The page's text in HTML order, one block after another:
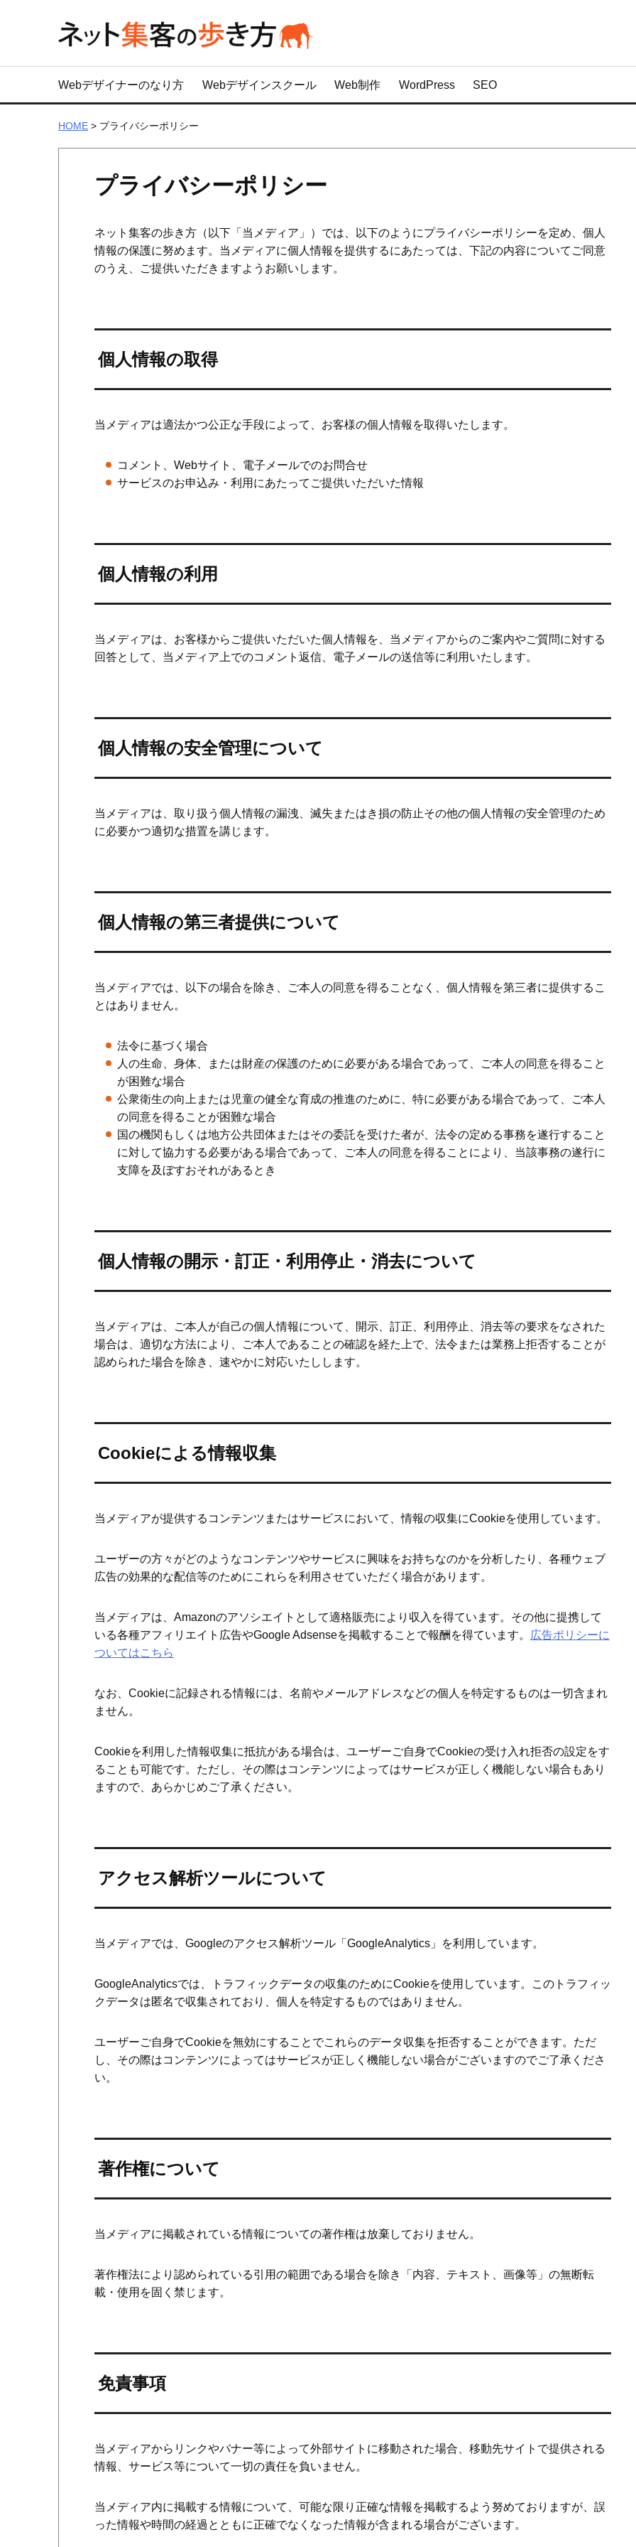
Webデザイナーのなり方 Webデザインスクール Web制作 WordPress SEO
HOME > プライバシーポリシー
プライバシーポリシー
ネット集客の歩き方（以下「当メディア」）では、以下のようにプライバシーポリシーを定め、個人
情報の保護に努めます。当メディアに個人情報を提供するにあたっては、下記の内容についてご同意
のうえ、ご提供いただきますようお願いします。
個人情報の取得
当メディアは適法かつ公正な手段によって、お客様の個人情報を取得いたします。
コメント、Webサイト、電子メールでのお問合せ
サービスのお申込み・利用にあたってご提供いただいた情報
個人情報の利用
当メディアは、お客様からご提供いただいた個人情報を、当メディアからのご案内やご質問に対する
回答として、当メディア上でのコメント返信、電子メールの送信等に利用いたします。
個人情報の安全管理について
当メディアは、取り扱う個人情報の漏洩、滅失またはき損の防止その他の個人情報の安全管理のため
に必要かつ適切な措置を講じます。
個人情報の第三者提供について
当メディアでは、以下の場合を除き、ご本人の同意を得ることなく、個人情報を第三者に提供するこ
とはありません。
法令に基づく場合
人の生命、身体、または財産の保護のために必要がある場合であって、ご本人の同意を得ること
が困難な場合
公衆衛生の向上または児童の健全な育成の推進のために、特に必要がある場合であって、ご本人
の同意を得ることが困難な場合
国の機関もしくは地方公共団体またはその委託を受けた者が、法令の定める事務を遂行すること
に対して協力する必要がある場合であって、ご本人の同意を得ることにより、当該事務の遂行に
支障を及ぼすおそれがあるとき
個人情報の開示・訂正・利用停止・消去について
当メディアは、ご本人が自己の個人情報について、開示、訂正、利用停止、消去等の要求をなされた
場合は、適切な方法により、ご本人であることの確認を経た上で、法令または業務上拒否することが
認められた場合を除き、速やかに対応いたしします。
Cookieによる情報収集
当メディアが提供するコンテンツまたはサービスにおいて、情報の収集にCookieを使用しています。
ユーザーの方々がどのようなコンテンツやサービスに興味をお持ちなのかを分析したり、各種ウェブ
広告の効果的な配信等のためにこれらを利用させていただく場合があります。
当メディアは、Amazonのアソシエイトとして適格販売により収入を得ています。その他に提携して
いる各種アフィリエイト広告やGoogle Adsenseを掲載することで報酬を得ています。 広告ポリシーに
ついてはこちら
なお、Cookieに記録される情報には、名前やメールアドレスなどの個人を特定するものは一切含まれ
ません。
Cookieを利用した情報収集に抵抗がある場合は、ユーザーご自身でCookieの受け入れ拒否の設定をす
ることも可能です。ただし、その際はコンテンツによってはサービスが正しく機能しない場合もあり
ますので、あらかじめご了承ください。
アクセス解析ツールについて
当メディアでは、Googleのアクセス解析ツール「GoogleAnalytics」を利用しています。
GoogleAnalyticsでは、トラフィックデータの収集のためにCookieを使用しています。このトラフィッ
クデータは匿名で収集されており、個人を特定するものではありません。
ユーザーご自身でCookieを無効にすることでこれらのデータ収集を拒否することができます。ただ
し、その際はコンテンツによってはサービスが正しく機能しない場合がございますのでご了承くださ
い。
著作権について
当メディアに掲載されている情報についての著作権は放棄しておりません。
著作権法により認められている引用の範囲である場合を除き「内容、テキスト、画像等」の無断転
載・使用を固く禁じます。
免責事項
当メディアからリンクやバナー等によって外部サイトに移動された場合、移動先サイトで提供される
情報、サービス等について一切の責任を負いません。
当メディア内に掲載する情報について、可能な限り正確な情報を掲載するよう努めておりますが、誤
った情報や時間の経過とともに正確でなくなった情報が含まれる場合がございます。